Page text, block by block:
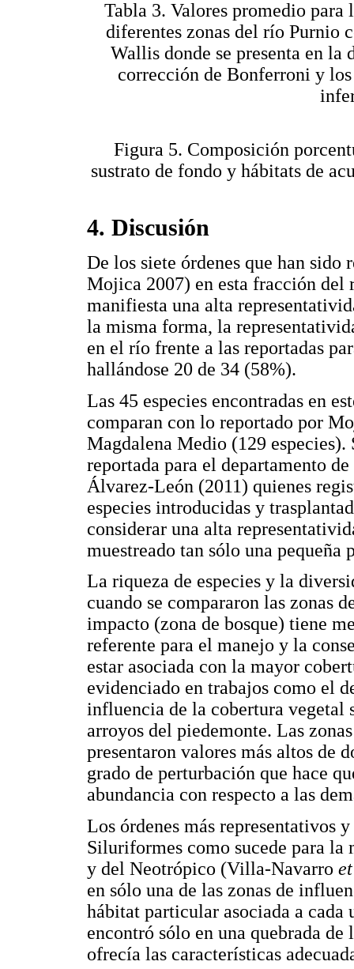
Tabla 3. Valores promedio
diferentes zonas del río Purnio
Wallis donde se presenta en la
corrección de Bonferroni y
Figura 5. Composición
sustrato de fondo y hábitats de
4. Discusión
De los siete órdenes que han
Mojica 2007) en esta fracción del
manifiesta una alta
la misma forma, la
en el río frente a las reportadas
hallándose 20 de 34 (58%).
Las 45 especies encontradas en
comparan con lo reportado por
Magdalena Medio (129
reportada para el departamento
Álvarez-León (2011) quienes
especies introducidas y
considerar una alta
muestreado tan sólo una
La riqueza de especies y la
cuando se compararon las zonas
impacto (zona de bosque) tiene
referente para el manejo y la
estar asociada con la mayor
evidenciado en trabajos como el
influencia de la cobertura vegetal
arroyos del piedemonte. Las
presentaron valores más altos de
grado de perturbación que hace
abundancia con respecto a las
Los órdenes más representativos
Siluriformes como sucede para
y del Neotrópico (Villa-Navarro
en sólo una de las zonas de
hábitat particular asociada a
encontró sólo en una quebrada
ofrecía las características